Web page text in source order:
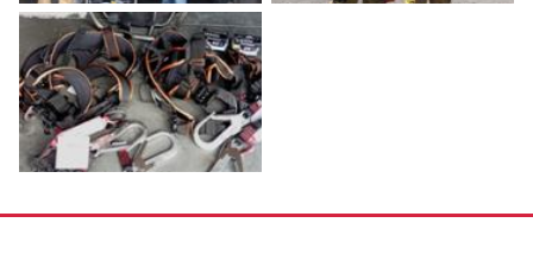
Pokaż
zdjęcie
1
z
galerii.
zdjęcie